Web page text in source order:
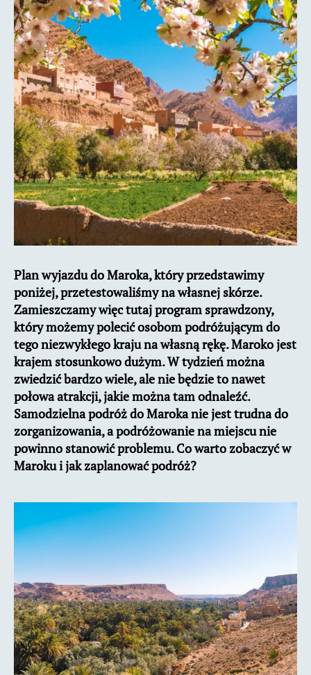
w
Maroku
Plan wyjazdu do Maroka, który przedstawimy
poniżej, przetestowaliśmy na własnej skórze.
Zamieszczamy więc tutaj program sprawdzony,
który możemy polecić osobom podróżującym do
tego niezwykłego kraju na własną rękę. Maroko jest
krajem stosunkowo dużym. W tydzień można
zwiedzić bardzo wiele, ale nie będzie to nawet
połowa atrakcji, jakie można tam odnaleźć.
Samodzielna podróż do Maroka nie jest trudna do
zorganizowania, a podróżowanie na miejscu nie
powinno stanowić problemu. Co warto zobaczyć w
Maroku i jak zaplanować podróż?